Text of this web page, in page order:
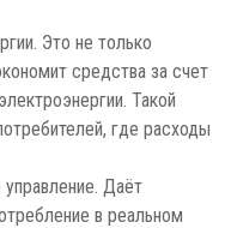
Это не только
средства за счет
Такой
где расходы
Даёт
в реальном